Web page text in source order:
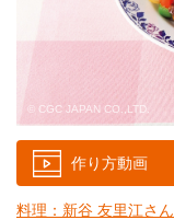
作り方動画
© CGC JAPAN CO.,LTD.
料理：新谷 友里江さん